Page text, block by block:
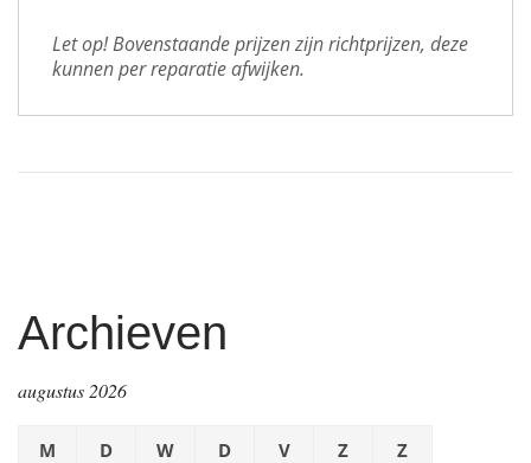
Let op! Bovenstaande prijzen zijn richtprijzen, deze
kunnen per reparatie afwijken.
Archieven
augustus 2026
M D W D V Z Z